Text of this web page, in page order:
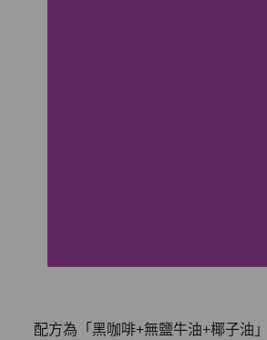
配方為「黑咖啡+無鹽牛油+椰子油